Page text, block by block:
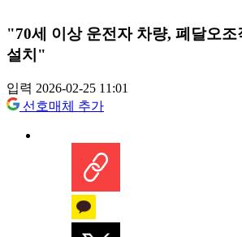
"70세 이상 운전자 차량, 폐달오조
설치"
입력 2026-02-25 11:01
선호매체 추가